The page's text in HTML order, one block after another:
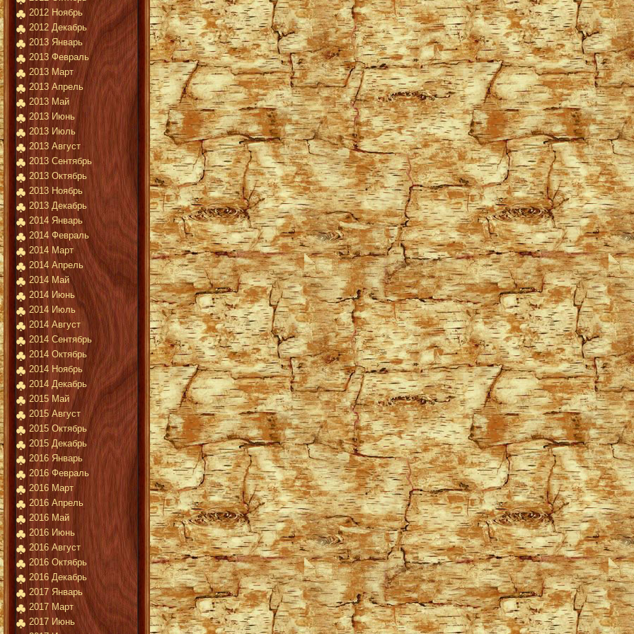
2012 Ноябрь
2012 Декабрь
2013 Январь
2013 Февраль
2013 Март
2013 Апрель
2013 Май
2013 Июнь
2013 Июль
2013 Август
2013 Сентябрь
2013 Октябрь
2013 Ноябрь
2013 Декабрь
2014 Январь
2014 Февраль
2014 Март
2014 Апрель
2014 Май
2014 Июнь
2014 Июль
2014 Август
2014 Сентябрь
2014 Октябрь
2014 Ноябрь
2014 Декабрь
2015 Май
2015 Август
2015 Октябрь
2015 Декабрь
2016 Январь
2016 Февраль
2016 Март
2016 Апрель
2016 Май
2016 Июнь
2016 Август
2016 Октябрь
2016 Декабрь
2017 Январь
2017 Март
2017 Июнь